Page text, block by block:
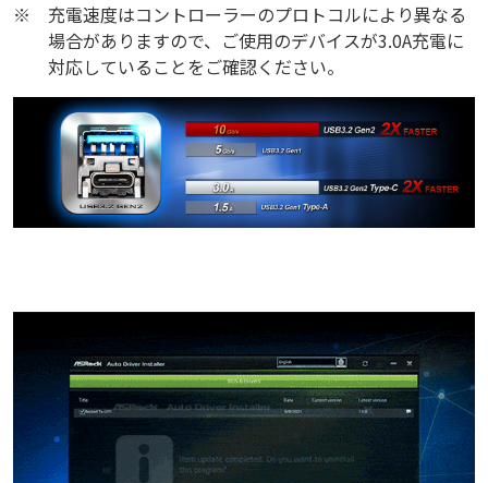
※
充電速度はコントローラーのプロトコルにより異なる
場合がありますので、ご使用のデバイスが3.0A充電に
対応していることをご確認ください。